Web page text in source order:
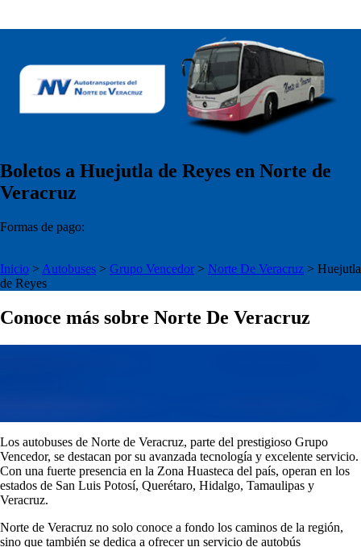
Boletos a Huejutla de Reyes en Norte de
Veracruz
Formas de pago:
Inicio > Autobuses > Grupo Vencedor > Norte De Veracruz > Huejutla
de Reyes
Conoce más sobre Norte De Veracruz
Los autobuses de Norte de Veracruz, parte del prestigioso Grupo
Vencedor, se destacan por su avanzada tecnología y excelente servicio.
Con una fuerte presencia en la Zona Huasteca del país, operan en los
estados de San Luis Potosí, Querétaro, Hidalgo, Tamaulipas y
Veracruz.
Norte de Veracruz no solo conoce a fondo los caminos de la región,
sino que también se dedica a ofrecer un servicio de autobús